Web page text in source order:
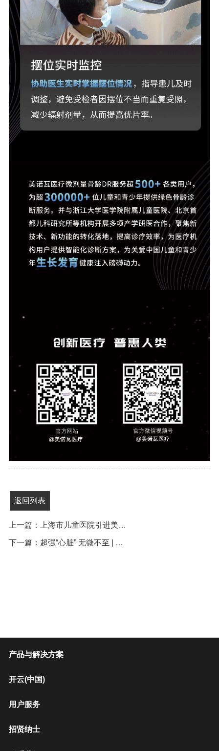
返回列表
上一篇：上海市儿童医院引进美诺瓦微剂量骨龄DR，科技守护儿童成长
下一篇：超强“心脏” 无微不至 | 美诺瓦医疗Staray 8000系列入选优秀国产医疗设备
产品与解决方案
开云(中国)
用户服务
招贤纳士